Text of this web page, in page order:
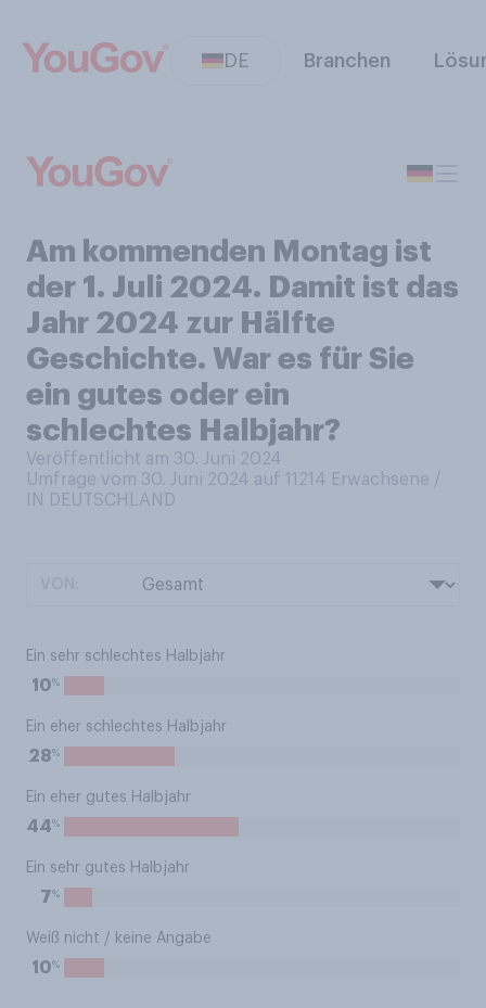
DE Branchen
Am kommenden Montag ist
der 1. Juli 2024. Damit ist das
Jahr 2024 zur Hälfte
Geschichte. War es für Sie
ein gutes oder ein
schlechtes Halbjahr?
Veröffentlicht am 30. Juni 2024
Umfrage vom 30. Juni 2024 auf 11214 Erwachsene /
IN DEUTSCHLAND
Ein sehr schlechtes Halbjahr
10%
Ein eher schlechtes Halbjahr
28%
Ein eher gutes Halbjahr
44%
Ein sehr gutes Halbjahr
7%
Weiß nicht / keine Angabe
10%